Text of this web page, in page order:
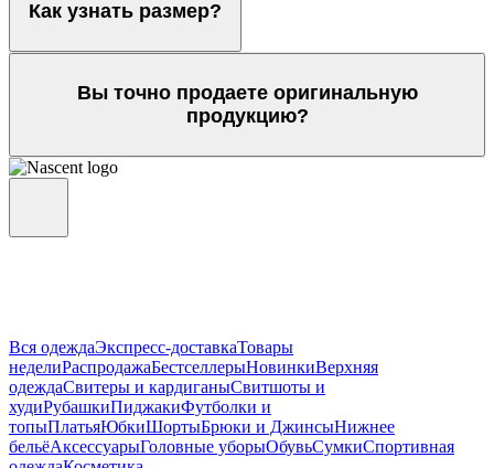
Как узнать размер?
Вы точно продаете оригинальную
продукцию?
Вся одеждаЭкспресс-доставкаТовары
неделиРаспродажаБестселлерыНовинкиВерхняя
одеждаСвитеры и кардиганыСвитшоты и
худиРубашкиПиджакиФутболки и
топыПлатьяЮбкиШортыБрюки и ДжинсыНижнее
бельёАксессуарыГоловные уборыОбувьСумкиСпортивная